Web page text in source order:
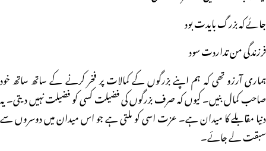
جائے کہ بزرگ بایدت بود
فرزندگی من تداردت سود
ہماری آرزو تھی کہ ہم اپنے بزرگوں کے کمالات پر فخر کرنے کے ساتھ ساتھ خود
صاحب کمال بنیں۔ کیوں کہ صرف بزرگوں کی فضیلت کسی کو فضیلت نہیں دیتی۔ یہ
دنیا مقابلے کا میدان ہے۔ عزت اسی کو ملتی ہے جو اس میدان میں دوسروں سے
سبقت لے جائے۔